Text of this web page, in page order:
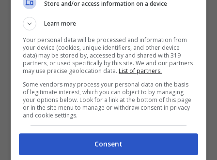
Antartide, che sposta miliardi di tonnellate
d’acqua dagli altopiani glaciali agli oceani.
Secondo: il prelievo diacque sotterranee
per agricoltura e città (India, Stati Uniti
occidentali, Medio Oriente), che svuota falde
e aggiunge acqua al livello del mare. Terzo:
eventi geologici maggiori, come grandi
terremoti, che ridistribuiscono massa
localmente (l’effetto c’è, ma è più piccolo e
Store and/or access information on a device
Learn more
Your personal data will be processed and information from
your device (cookies, unique identifiers, and other device
data) may be stored by, accessed by and shared with 319
partners, or used specifically by this site. We and our partners
may use precise geolocation data. List of partners.
Some vendors may process your personal data on the basis
of legitimate interest, which you can object to by managing
your options below. Look for a link at the bottom of this page
or in the site menu to manage or withdraw consent in privacy
and cookie settings.
Consent